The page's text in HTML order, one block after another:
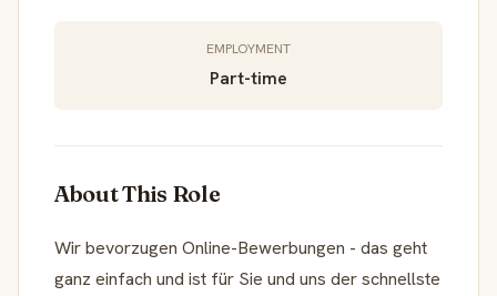
EMPLOYMENT
Part-time
About This Role
Wir bevorzugen Online-Bewerbungen - das geht
ganz einfach und ist für Sie und uns der schnellste